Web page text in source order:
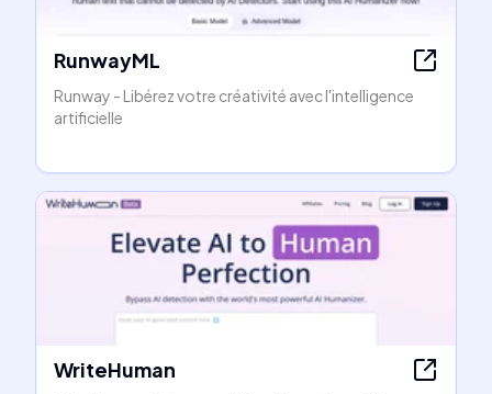
RunwayML
Runway - Libérez votre créativité avec l'intelligence
artificielle
WriteHuman